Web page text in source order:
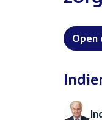
Open